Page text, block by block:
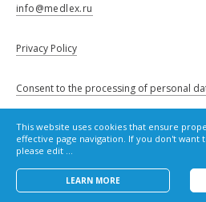
This website uses cookies that ensure
effective page navigation. If you don't want
please edit ...
LEARN MORE
info@medlex.ru
Privacy Policy
Consent to the processing of personal
Cookie Policy